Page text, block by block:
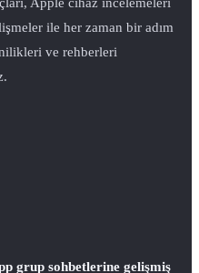
ile her zaman bir adım
ve rehberleri
grup sohbetlerine gelişmiş